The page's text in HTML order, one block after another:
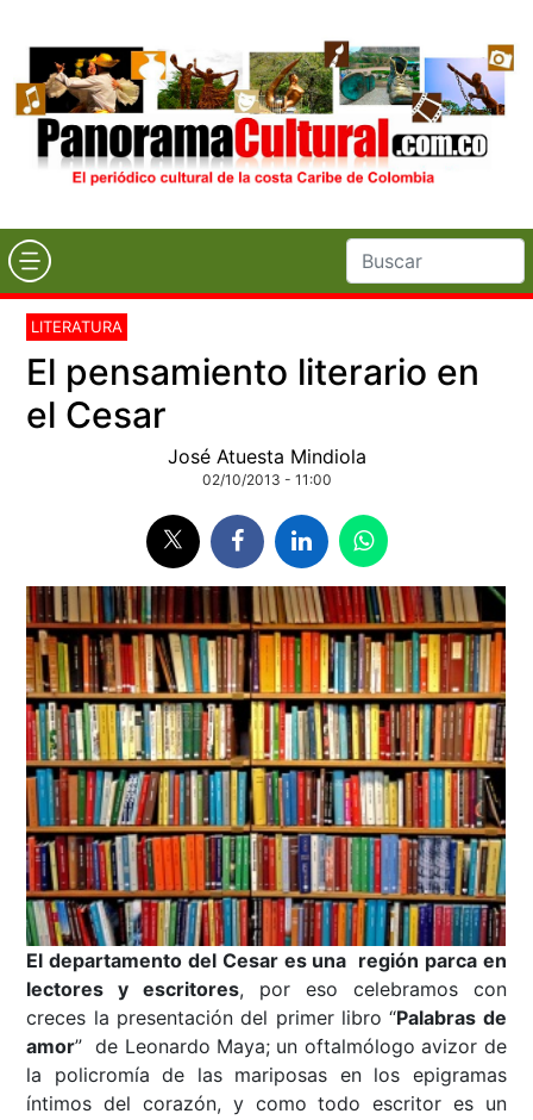
LITERATURA
El pensamiento literario en
el Cesar
José Atuesta Mindiola
02/10/2013 - 11:00
El departamento del Cesar es una región parca en
lectores y escritores, por eso celebramos con
creces la presentación del primer libro “Palabras de
amor” de Leonardo Maya; un oftalmólogo avizor de
la policromía de las mariposas en los epigramas
íntimos del corazón, y como todo escritor es un